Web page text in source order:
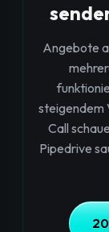
Angebote
steigendem
Call
Pipedrive